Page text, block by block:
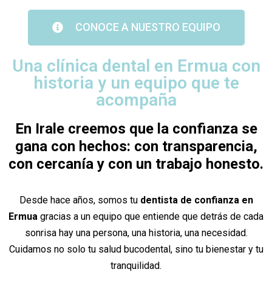
CONOCE A NUESTRO EQUIPO
Una clínica dental en Ermua con
historia y un equipo que te
acompaña
En Irale creemos que la confianza se
gana con hechos: con transparencia,
con cercanía y con un trabajo honesto.
Desde hace años, somos tu dentista de confianza en
Ermua gracias a un equipo que entiende que detrás de cada
sonrisa hay una persona, una historia, una necesidad.
Cuidamos no solo tu salud bucodental, sino tu bienestar y tu
tranquilidad.